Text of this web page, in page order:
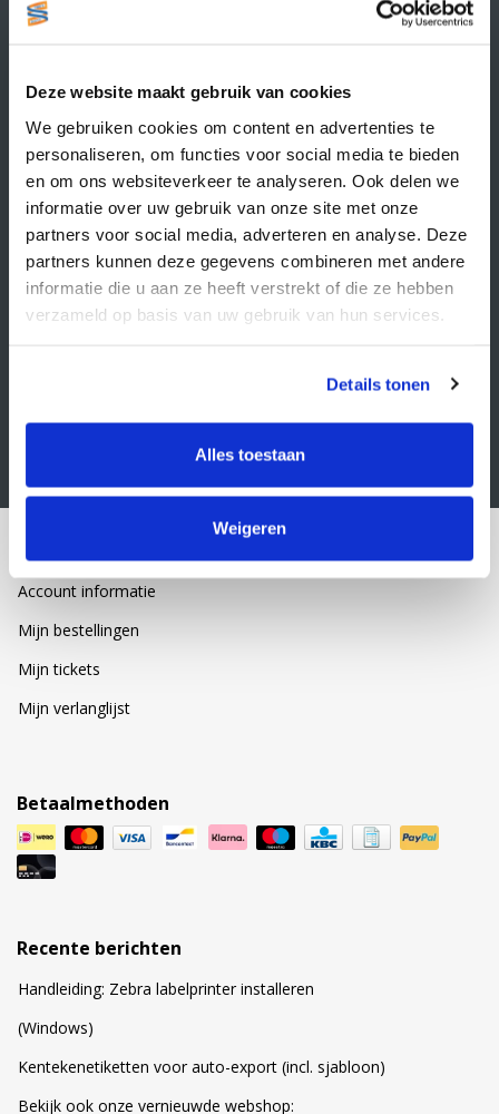
Deze website maakt gebruik van cookies
We gebruiken cookies om content en advertenties te
personaliseren, om functies voor social media te bieden
en om ons websiteverkeer te analyseren. Ook delen we
informatie over uw gebruik van onze site met onze
partners voor social media, adverteren en analyse. Deze
partners kunnen deze gegevens combineren met andere
informatie die u aan ze heeft verstrekt of die ze hebben
verzameld op basis van uw gebruik van hun services.
Details tonen
Alles toestaan
Weigeren
Klantenservice
Over Supply Service B.V.
Veelgestelde vragen
Retourbeleid
Algemene voorwaarden
Privacy statement
Klacht indienen
Nieuwsbrief
Account informatie
Mijn bestellingen
Mijn tickets
Mijn verlanglijst
Betaalmethoden
Recente berichten
Handleiding: Zebra labelprinter installeren
(Windows)
Kentekenetiketten voor auto-export (incl. sjabloon)
Bekijk ook onze vernieuwde webshop: